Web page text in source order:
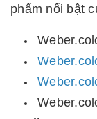
phẩm nổi bật